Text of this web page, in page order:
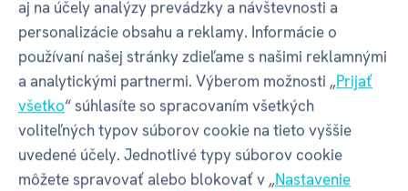
Grafika Riccardo Pieruccini
Herné
mechanizmy
Hádzanie kockou / Variabilné
hráčske schopnosti /Tímová hra
/ Eliminácia hráčov
Jazyk hry
aj na účely analýzy prevádzky a návštevnosti a
personalizácie obsahu a reklamy. Informácie o
používaní našej stránky zdieľame s našimi reklamnými
a analytickými partnermi. Výberom možnosti „Prijať
všetko“ súhlasíte so spracovaním všetkých
voliteľných typov súborov cookie na tieto vyššie
uvedené účely. Jednotlivé typy súborov cookie
môžete spravovať alebo blokovať v „Nastavenie